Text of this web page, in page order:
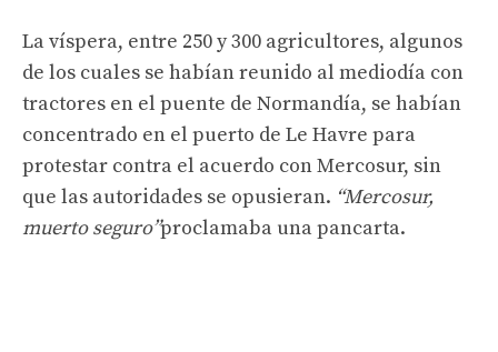
La víspera, entre 250 y 300 agricultores, algunos
de los cuales se habían reunido al mediodía con
tractores en el puente de Normandía, se habían
concentrado en el puerto de Le Havre para
protestar contra el acuerdo con Mercosur, sin
que las autoridades se opusieran. “Mercosur,
muerto seguro”proclamaba una pancarta.